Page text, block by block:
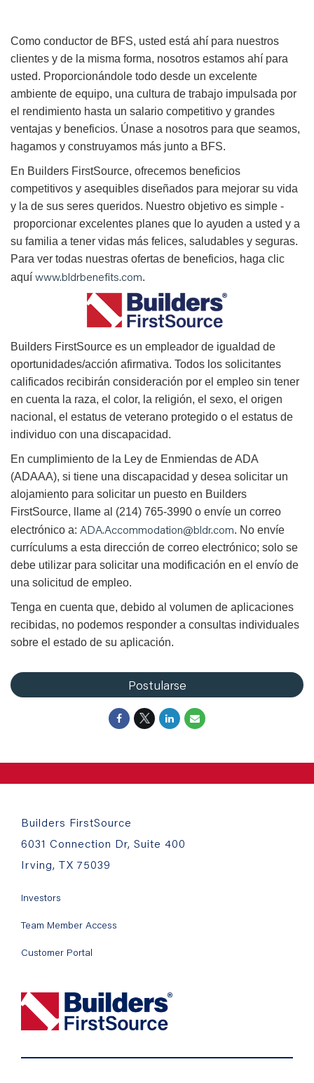
Como conductor de BFS, usted está ahí para nuestros
clientes y de la misma forma, nosotros estamos ahí para
usted. Proporcionándole todo desde un excelente
ambiente de equipo, una cultura de trabajo impulsada por
el rendimiento hasta un salario competitivo y grandes
ventajas y beneficios. Únase a nosotros para que seamos,
hagamos y construyamos más junto a BFS.
En Builders FirstSource, ofrecemos beneficios
competitivos y asequibles diseñados para mejorar su vida
y la de sus seres queridos. Nuestro objetivo es simple -
proporcionar excelentes planes que lo ayuden a usted y a
su familia a tener vidas más felices, saludables y seguras.
Para ver todas nuestras ofertas de beneficios, haga clic
aquí www.bldrbenefits.com.
Builders FirstSource es un empleador de igualdad de
oportunidades/acción afirmativa. Todos los solicitantes
calificados recibirán consideración por el empleo sin tener
en cuenta la raza, el color, la religión, el sexo, el origen
nacional, el estatus de veterano protegido o el estatus de
individuo con una discapacidad.
En cumplimiento de la Ley de Enmiendas de ADA
(ADAAA), si tiene una discapacidad y desea solicitar un
alojamiento para solicitar un puesto en Builders
FirstSource, llame al (214) 765-3990 o envíe un correo
electrónico a: ADA.Accommodation@bldr.com. No envíe
currículums a esta dirección de correo electrónico; solo se
debe utilizar para solicitar una modificación en el envío de
una solicitud de empleo.
Tenga en cuenta que, debido al volumen de aplicaciones
recibidas, no podemos responder a consultas individuales
sobre el estado de su aplicación.
Postularse
Builders FirstSource
6031 Connection Dr, Suite 400
Irving, TX 75039
Investors
Team Member Access
Customer Portal